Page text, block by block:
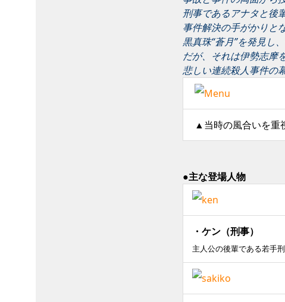
刑事であるアナタと後
事件解決の手がかりと
黒真珠“蒼月”を発見し
だが、それは伊勢志摩
悲しい連続殺人事件の
▲当時の風合いを重
●主な登場人物
・ケン（刑事）
主人公の後輩である若手